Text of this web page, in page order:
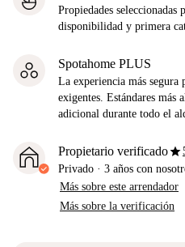
Propiedades seleccionadas
disponibilidad y primera
Spotahome PLUS
La experiencia más segura
exigentes. Estándares más
adicional durante todo el
Propietario verificadostar
Privado · 3 años con
Más sobre este arrendador
Más sobre la verificación